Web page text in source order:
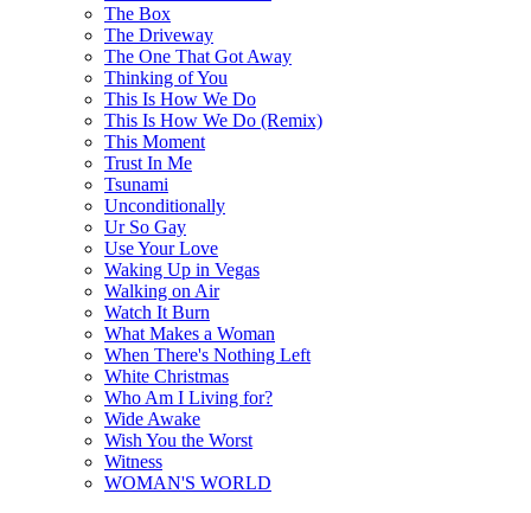
The Box
The Driveway
The One That Got Away
Thinking of You
This Is How We Do
This Is How We Do (Remix)
This Moment
Trust In Me
Tsunami
Unconditionally
Ur So Gay
Use Your Love
Waking Up in Vegas
Walking on Air
Watch It Burn
What Makes a Woman
When There's Nothing Left
White Christmas
Who Am I Living for?
Wide Awake
Wish You the Worst
Witness
WOMAN'S WORLD